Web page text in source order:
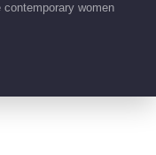
44 No.110
women